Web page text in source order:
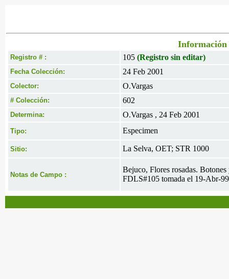
Información
Registro # : 105 (Registro sin editar)
Fecha Colección: 24 Feb 2001
Colector: O.Vargas
# Colección: 602
Determina: O.Vargas , 24 Feb 2001
Tipo: Especimen
Sitio: La Selva, OET; STR 1000
Notas de Campo :
Bejuco, Flores rosadas.
FDLS#105 tomada el 19-Abr-99